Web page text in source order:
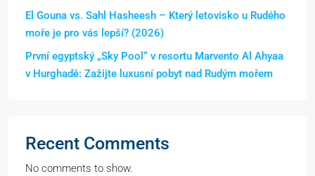
El Gouna vs. Sahl Hasheesh – Který letovisko u Rudého
moře je pro vás lepší? (2026)
První egyptský „Sky Pool“ v resortu Marvento Al Ahyaa
v Hurghadě: Zažijte luxusní pobyt nad Rudým mořem
Recent Comments
No comments to show.